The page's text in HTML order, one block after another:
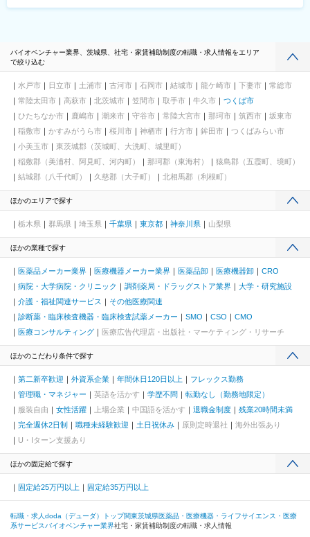
バイオベンチャー業界、茨城県、社宅・家賃補助制度の転職・求人情報をエリア
で絞り込む
水戸市 日立市 土浦市 古河市 石岡市 結城市 龍ケ崎市 下妻市
常総市
常陸太田市
高萩市 北茨城市 笠間市 取手市 牛久市
つくば市
ひたちなか市
鹿嶋市 潮来市 守谷市 常陸大宮市 那珂市 筑西市
坂東市
稲敷市
かすみがうら市 桜川市 神栖市 行方市 鉾田市
つくばみらい市
小美玉市
東茨城郡（茨城町、大洗町、城里町）
稲敷郡（美浦村、阿見町、河内町）
那珂郡（東海村）
猿島郡（五霞町、境町）
結城郡（八千代町）
久慈郡（大子町） 北相馬郡（利根町）
ほかのエリアで探す
栃木県 群馬県 埼玉県 千葉県 東京都 神奈川県 山梨県
ほかの業種で探す
医薬品メーカー業界 医療機器メーカー業界 医薬品卸 医療機器卸
CRO
病院・大学病院・クリニック
調剤薬局・ドラッグストア業界
大学・研究施設
介護・福祉関連サービス
その他医療関連
診断薬・臨床検査機器・臨床検査試薬メーカー
SMO CSO
CMO
医療コンサルティング
医療広告代理店・出版社・マーケティング・リサーチ
ほかのこだわり条件で探す
第二新卒歓迎 外資系企業 年間休日120日以上
フレックス勤務
管理職・マネジャー
英語を活かす 学歴不問
転勤なし（勤務地限定）
服装自由
女性活躍 上場企業 中国語を活かす 退職金制度
残業20時間未満
完全週休2日制
職種未経験歓迎 土日祝休み 原則定時退社
海外出張あり
U・Iターン支援あり
ほかの固定給で探す
固定給25万円以上 固定給35万円以上
転職・求人doda（デューダ）トップ関東茨城県医薬品・医療機器・ライフサイエンス・医療
系サービス バイオベンチャー業界社宅・家賃補助制度の転職・求人情報